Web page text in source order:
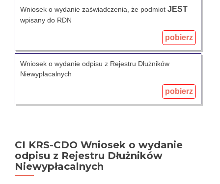
Wniosek o wydanie zaświadczenia, że podmiot JEST
wpisany do RDN
pobierz
Wniosek o wydanie odpisu z Rejestru Dłużników
Niewypłacalnych
pobierz
CI KRS-CDO Wniosek o wydanie
odpisu z Rejestru Dłużników
Niewypłacalnych